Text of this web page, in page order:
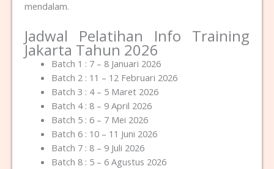
mendalam.
Jadwal Pelatihan Info Training
Jakarta Tahun 2026
Batch 1 : 7 – 8 Januari 2026
Batch 2 : 11 – 12 Februari 2026
Batch 3 : 4 – 5 Maret 2026
Batch 4 : 8 – 9 April 2026
Batch 5 : 6 – 7 Mei 2026
Batch 6 : 10 – 11 Juni 2026
Batch 7 : 8 – 9 Juli 2026
Batch 8 : 5 – 6 Agustus 2026